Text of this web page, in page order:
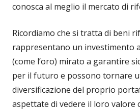
conosca al meglio il mercato di
Ricordiamo che si tratta di beni
rappresentano un investimento
(come l’oro) mirato a garantire
per il futuro e possono tornare
diversificazione del proprio
aspettate di vedere il loro valore